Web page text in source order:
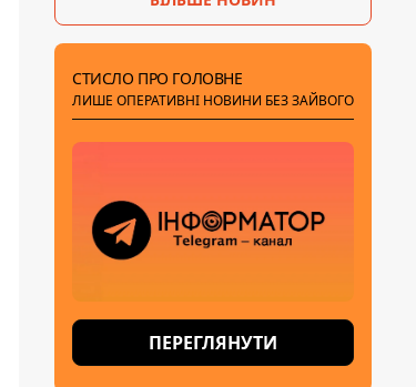
СТИСЛО ПРО ГОЛОВНЕ
ЛИШЕ ОПЕРАТИВНІ НОВИНИ БЕЗ ЗАЙВОГО
ПЕРЕГЛЯНУТИ